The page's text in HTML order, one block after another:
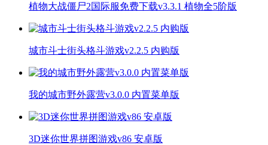
植物大战僵尸2国际服免费下载v3.3.1 植物全5阶版
城市斗士街头格斗游戏v2.2.5 内购版
我的城市野外露营v3.0.0 内置菜单版
3D迷你世界拼图游戏v86 安卓版